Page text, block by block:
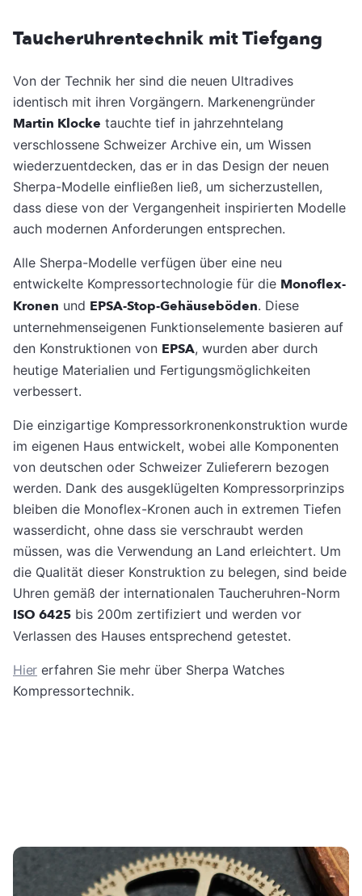
Taucheruhrentechnik mit Tiefgang
Von der Technik her sind die neuen Ultradives
identisch mit ihren Vorgängern. Markenengründer
Martin Klocke tauchte tief in jahrzehntelang
verschlossene Schweizer Archive ein, um Wissen
wiederzuentdecken, das er in das Design der neuen
Sherpa-Modelle einfließen ließ, um sicherzustellen,
dass diese von der Vergangenheit inspirierten Modelle
auch modernen Anforderungen entsprechen.
Alle Sherpa-Modelle verfügen über eine neu
entwickelte Kompressortechnologie für die Monoflex-
Kronen und EPSA-Stop-Gehäuseböden. Diese
unternehmenseigenen Funktionselemente basieren auf
den Konstruktionen von EPSA, wurden aber durch
heutige Materialien und Fertigungsmöglichkeiten
verbessert.
Die einzigartige Kompressorkronenkonstruktion wurde
im eigenen Haus entwickelt, wobei alle Komponenten
von deutschen oder Schweizer Zulieferern bezogen
werden. Dank des ausgeklügelten Kompressorprinzips
bleiben die Monoflex-Kronen auch in extremen Tiefen
wasserdicht, ohne dass sie verschraubt werden
müssen, was die Verwendung an Land erleichtert. Um
die Qualität dieser Konstruktion zu belegen, sind beide
Uhren gemäß der internationalen Taucheruhren-Norm
ISO 6425 bis 200m zertifiziert und werden vor
Verlassen des Hauses entsprechend getestet.
Hier erfahren Sie mehr über Sherpa Watches
Kompressortechnik.